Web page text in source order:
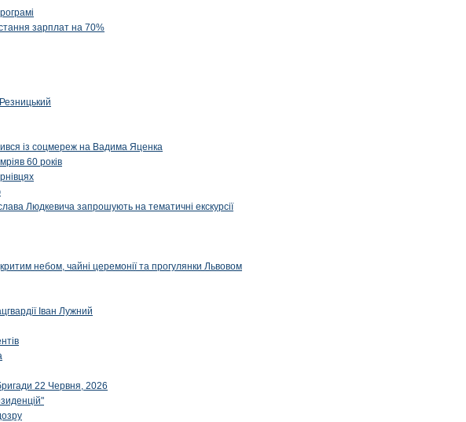
зарплат на 70%
із соцмереж на Вадима Яценка
60 років
Людкевича запрошують на тематичні екскурсії
небом, чайні церемонії та прогулянки Львовом
Іван Лужний
22 Червня, 2026